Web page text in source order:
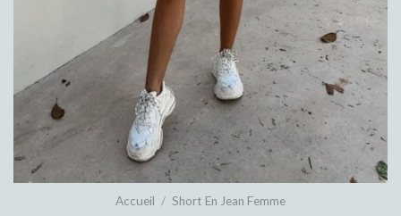
Accueil / Short En Jean Femme